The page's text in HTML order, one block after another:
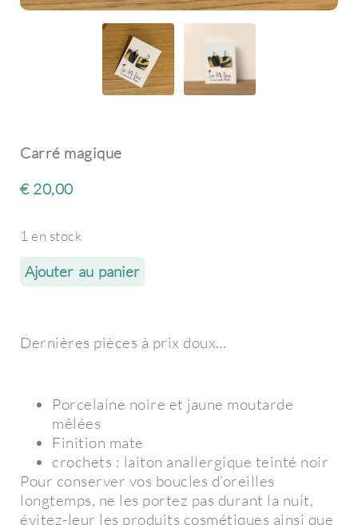
Carré magique
€20,00
1 en stock
Ajouter au panier
Dernières pièces à prix doux…
Porcelaine noire et jaune moutarde
mêlées
Finition mate
crochets : laiton anallergique teinté noir
Pour conserver vos boucles d’oreilles
longtemps, ne les portez pas durant la nuit,
évitez-leur les produits cosmétiques ainsi que